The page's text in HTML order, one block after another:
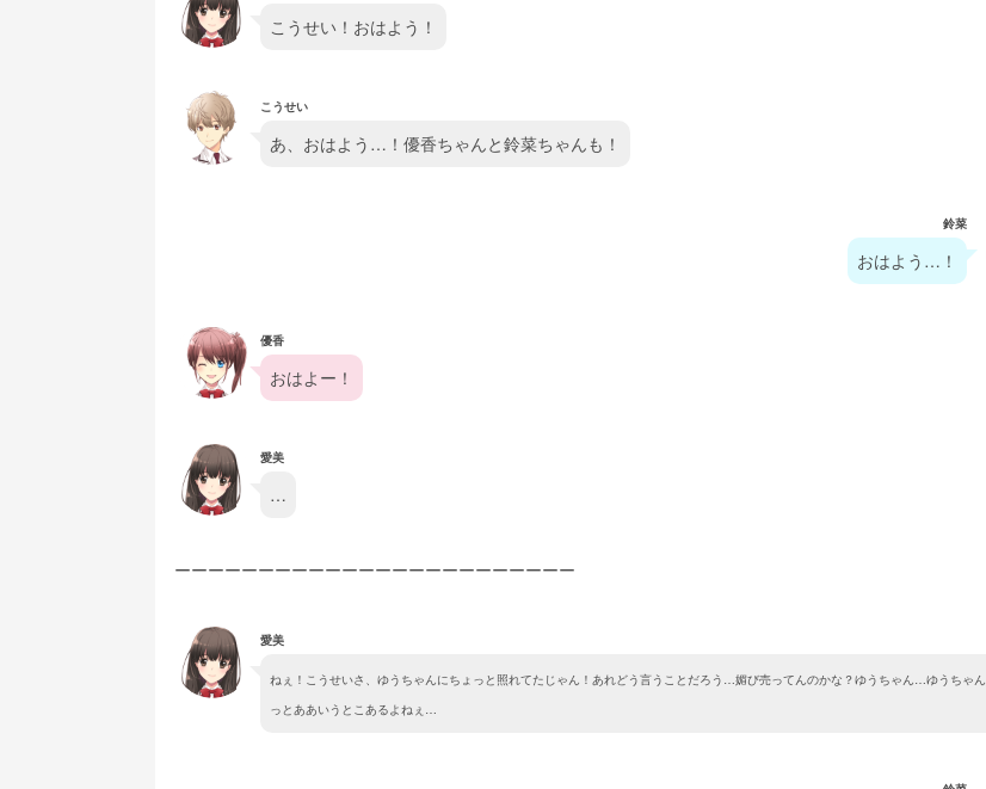
こうせい！おはよう！
こうせい
あ、おはよう…！優香ちゃんと鈴菜ちゃんも！
鈴菜
おはよう…！
優香
おはよー！
愛美
…
ーーーーーーーーーーーーーーーーーーーーーーーー
愛美
ねぇ！こうせいさ、ゆうちゃんにちょっと照れてたじゃん！あれどう言うことだろう…媚び売ってんのかな？ゆうちゃん…ゆうちゃん
っとああいうとこあるよねぇ…